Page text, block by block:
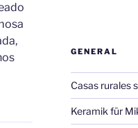
GENERAL
Casas rurales
Keramik für